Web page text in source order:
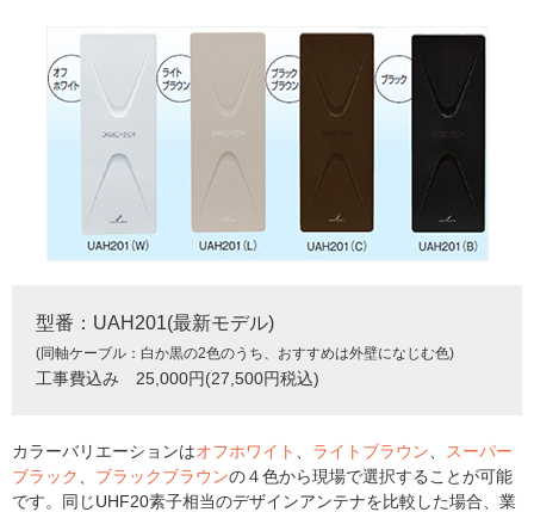
型番：UAH201(最新モデル)
(同軸ケーブル：白か黒の2色のうち、おすすめは外壁になじむ色)
工事費込み 25,000円(27,500円税込)
カラーバリエーションはオフホワイト ライトブラウン
スーパー
ブラック
ブラックブラウンの４色から現場で選択することが可能
です。同じUHF20素子相当のデザインアンテナを比較した場合、業